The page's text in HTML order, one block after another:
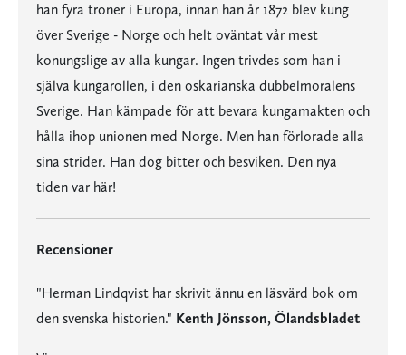
han fyra troner i Europa, innan han år 1872 blev kung
över Sverige - Norge och helt oväntat vår mest
konungslige av alla kungar. Ingen trivdes som han i
själva kungarollen, i den oskarianska dubbelmoralens
Sverige. Han kämpade för att bevara kungamakten och
hålla ihop unionen med Norge. Men han förlorade alla
sina strider. Han dog bitter och besviken. Den nya
tiden var här!
Recensioner
"Herman Lindqvist har skrivit ännu en läsvärd bok om
den svenska historien." Kenth Jönsson, Ölandsbladet